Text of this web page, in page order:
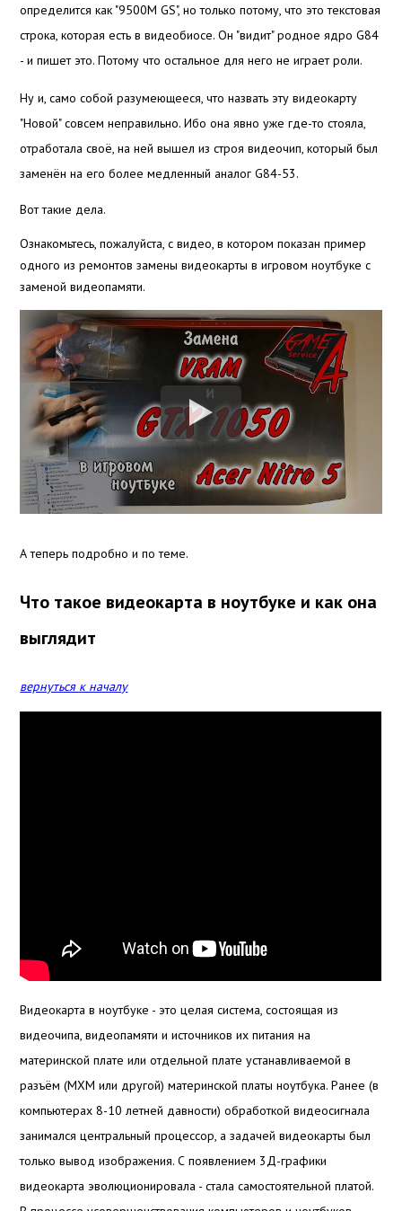
определится как "9500M GS", но только потому, что это текстовая
строка, которая есть в видеобиосе. Он "видит" родное ядро G84
- и пишет это. Потому что остальное для него не играет роли.
Ну и, само собой разумеющееся, что назвать эту видеокарту
"Новой" совсем неправильно. Ибо она явно уже где-то стояла,
отработала своё, на ней вышел из строя видеочип, который был
заменён на его более медленный аналог G84-53.
Вот такие дела.
Ознакомьтесь, пожалуйста, с видео, в котором показан пример
одного из ремонтов замены видеокарты в игровом ноутбуке с
заменой видеопамяти.
А теперь подробно и по теме.
Что такое видеокарта в ноутбуке и как она
выглядит
вернуться к началу
Видеокарта в ноутбуке - это целая система, состоящая из
видеочипа, видеопамяти и источников их питания на
материнской плате или отдельной плате устанавливаемой в
разъём (MXM или другой) материнской платы ноутбука. Ранее (в
компьютерах 8-10 летней давности) обработкой видеосигнала
занимался центральный процессор, а задачей видеокарты был
только вывод изображения. С появлением 3Д-графики
видеокарта эволюционировала - стала самостоятельной платой.